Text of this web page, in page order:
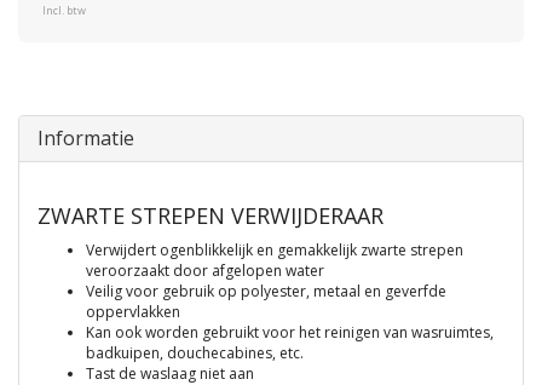
Incl. btw
Informatie
ZWARTE STREPEN VERWIJDERAAR
Verwijdert ogenblikkelijk en gemakkelijk zwarte strepen
veroorzaakt door afgelopen water
Veilig voor gebruik op polyester, metaal en geverfde
oppervlakken
Kan ook worden gebruikt voor het reinigen van wasruimtes,
badkuipen, douchecabines, etc.
Tast de waslaag niet aan